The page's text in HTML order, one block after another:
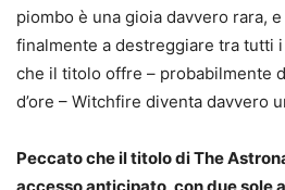
piombo è una gioia davvero rara,
finalmente a destreggiare tra tutti
che il titolo offre – probabilmente
d’ore – Witchfire diventa davvero
Peccato che il titolo di The